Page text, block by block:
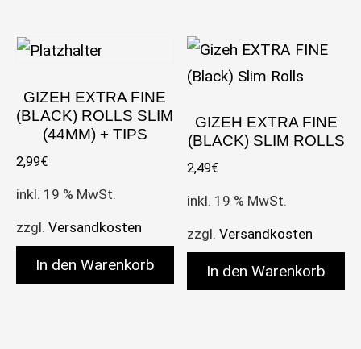
GIZEH EXTRA FINE
(BLACK) ROLLS SLIM
(44MM) + TIPS
2,99€
inkl. 19 % MwSt.
zzgl. Versandkosten
In den Warenkorb
GIZEH EXTRA FINE
(BLACK) SLIM ROLLS
2,49€
inkl. 19 % MwSt.
zzgl.Versandkosten
In den Warenkorb